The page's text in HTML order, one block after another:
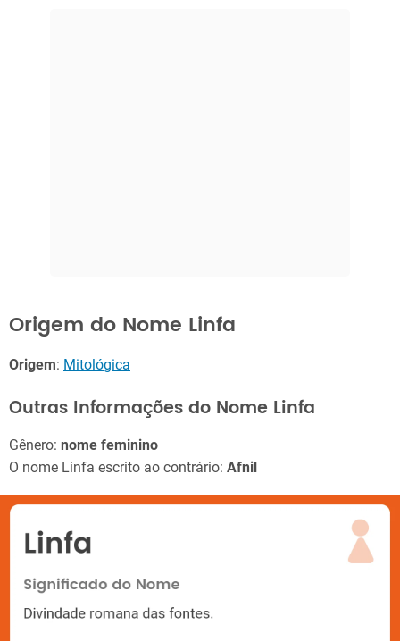
Origem do Nome Linfa
Origem: Mitológica
Outras Informações do Nome Linfa
Gênero: nome feminino
O nome Linfa escrito ao contrário: Afnil